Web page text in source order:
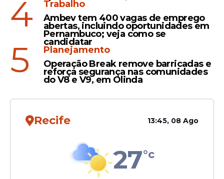
4
Trabalho
Ambev tem 400 vagas de emprego
abertas, incluindo oportunidades em
Pernambuco; veja como se
candidatar
5
Planejamento
Operação Break remove barricadas e
reforça segurança nas comunidades
do V8 e V9, em Olinda
Recife 13:45, 08 Ago
27°c